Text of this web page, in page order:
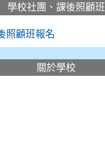
學校社團、課後照顧班
照顧班報名
關於學校